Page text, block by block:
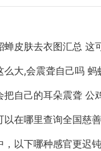
皮肤去衣图汇总 这可能
,会震聋自己吗 蚂蚁庄园
自己的耳朵震聋 公鸡打
哪里查询全国慈善组织
下哪种感官更迟钝 蚂蚁